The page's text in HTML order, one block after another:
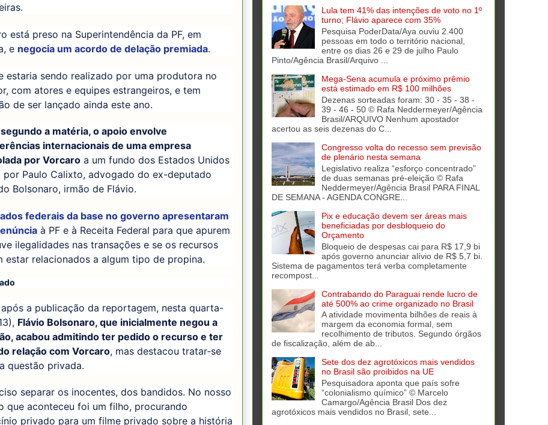
está preso na Superintendência da PF, em
e negocia um acordo de delação premiada.
estaria sendo realizado por uma produtora no
com atores e equipes estrangeiros, e tem
de ser lançado ainda este ano.
a matéria, o apoio envolve
internacionais de uma empresa
por Vorcaro a um fundo dos Estados Unidos
por Paulo Calixto, advogado do ex-deputado
Bolsonaro, irmão de Flávio.
federais da base no governo apresentaram
à PF e à Receita Federal para que apurem
ilegalidades nas transações e se os recursos
estar relacionados a algum tipo de propina.
a publicação da reportagem, nesta quarta-
Flávio Bolsonaro, que inicialmente negou a
acabou admitindo ter pedido o recurso e ter
relação com Vorcaro, mas destacou tratar-se
questão privada.
separar os inocentes, dos bandidos. No nosso
que aconteceu foi um filho, procurando
privado para um filme privado sobre a história
Lula tem 41% das intenções de voto no 1º
turno; Flávio aparece com 35%
Pesquisa PoderData/Aya ouviu 2.400
pessoas em todo o território nacional,
entre os dias 26 e 29 de julho Paulo
Pinto/Agência Brasil/Arquivo ...
Mega-Sena acumula e próximo prêmio
está estimado em R$ 100 milhões
Dezenas sorteadas foram: 30 - 35 - 38 -
39 - 46 - 50 © Rafa Neddermeyer/Agência
Brasil/ARQUIVO Nenhum apostador
acertou as seis dezenas do C...
Congresso volta do recesso sem previsão
de plenário nesta semana
Legislativo realiza “esforço concentrado”
de duas semanas pré-eleição © Rafa
Neddermeyer/Agência Brasil PARA FINAL
DE SEMANA - AGENDA CONGRE...
Pix e educação devem ser áreas mais
beneficiadas por desbloqueio do
Orçamento
Bloqueio de despesas cai para R$ 17,9 bi
após governo anunciar alívio de R$ 5,7 bi.
Sistema de pagamentos terá verba completamente
recompost...
Contrabando do Paraguai rende lucro de
até 500% ao crime organizado no Brasil
A atividade movimenta bilhões de reais à
margem da economia formal, sem
recolhimento de tributos. Segundo órgãos
de fiscalização, além de ab...
Sete dos dez agrotóxicos mais vendidos
no Brasil são proibidos na UE
Pesquisadora aponta que país sofre
“colonialismo químico” © Marcelo
Camargo/Agência Brasil Dos dez
agrotóxicos mais vendidos no Brasil, sete...